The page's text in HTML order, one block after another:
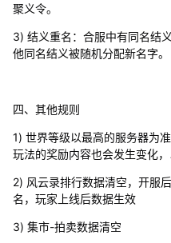
聚义令。
3) 结义重名：合服中有同名结
他同名结义被随机分配新名字
四、其他规则
1) 世界等级以最高的服务器为
玩法的奖励内容也会发生变化
2) 风云录排行数据清空，开服
名，玩家上线后数据生效
3) 集市-拍卖数据清空